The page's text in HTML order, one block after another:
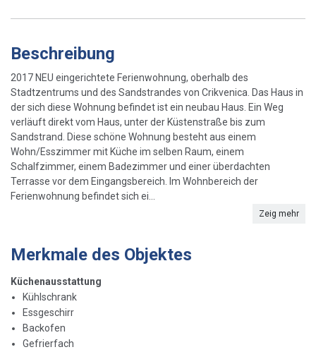
Beschreibung
2017 NEU eingerichtete Ferienwohnung, oberhalb des
Stadtzentrums und des Sandstrandes von Crikvenica. Das Haus in
der sich diese Wohnung befindet ist ein neubau Haus. Ein Weg
verläuft direkt vom Haus, unter der Küstenstraße bis zum
Sandstrand. Diese schöne Wohnung besteht aus einem
Wohn/Esszimmer mit Küche im selben Raum, einem
Schalfzimmer, einem Badezimmer und einer überdachten
Terrasse vor dem Eingangsbereich. Im Wohnbereich der
Ferienwohnung befindet sich ei...
Zeig mehr
Merkmale des Objektes
Küchenausstattung
Kühlschrank
Essgeschirr
Backofen
Gefrierfach